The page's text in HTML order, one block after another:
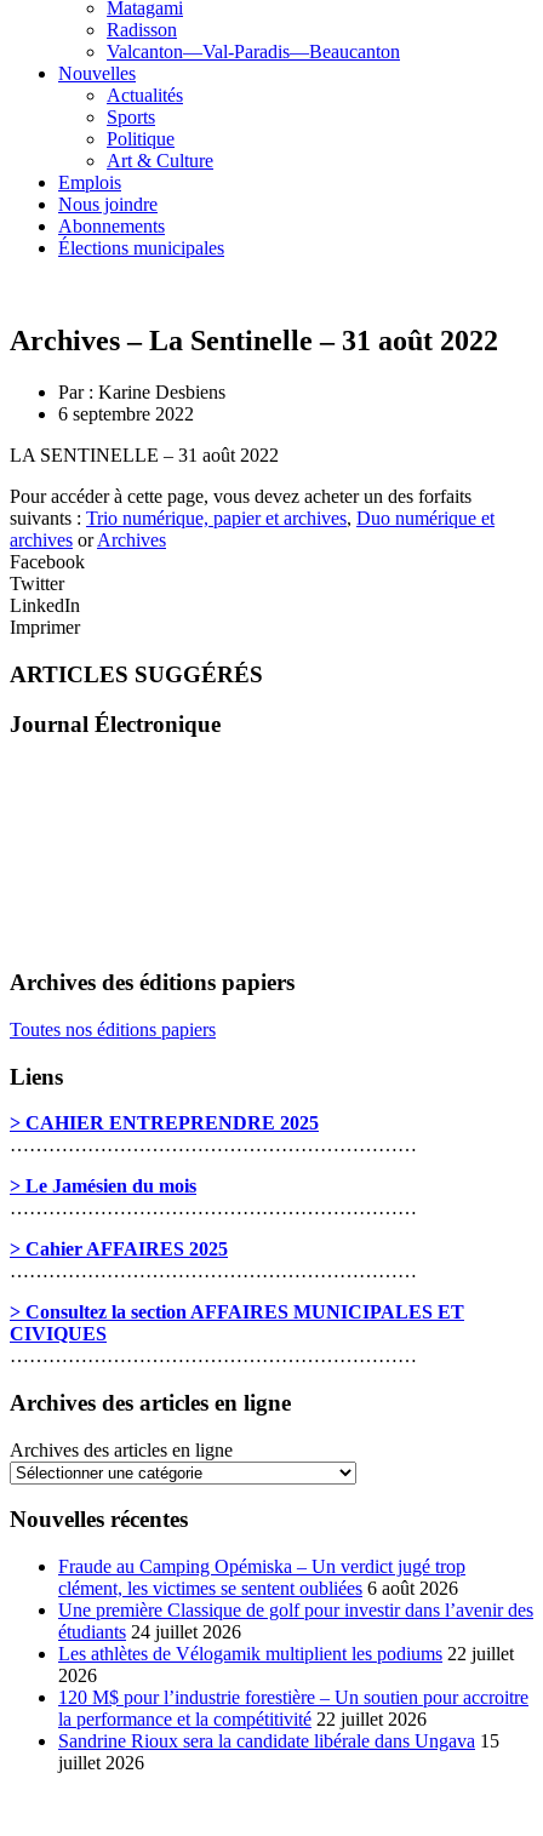
Matagami
Radisson
Valcanton—Val-Paradis—Beaucanton
Nouvelles
Actualités
Sports
Politique
Art & Culture
Emplois
Nous joindre
Abonnements
Élections municipales
Archives – La Sentinelle – 31 août 2022
Par : Karine Desbiens
6 septembre 2022
LA SENTINELLE – 31 août 2022
Pour accéder à cette page, vous devez acheter un des forfaits
suivants : Trio numérique, papier et archives, Duo numérique et
archives orArchives
Facebook
Twitter
LinkedIn
Imprimer
ARTICLES SUGGÉRÉS
Journal Électronique
Archives des éditions papiers
Toutes nos éditions papiers
Liens
> CAHIER ENTREPRENDRE 2025
………………………………………………………
> Le Jamésien du mois
………………………………………………………
> Cahier AFFAIRES 2025
………………………………………………………
> Consultez la section AFFAIRES MUNICIPALES ET
CIVIQUES
………………………………………………………
Archives des articles en ligne
Archives des articles en ligne
Nouvelles récentes
Fraude au Camping Opémiska – Un verdict jugé trop
clément, les victimes se sentent oubliées 6 août 2026
Une première Classique de golf pour investir dans l’avenir des
étudiants 24 juillet 2026
Les athlètes de Vélogamik multiplient les podiums 22 juillet
2026
120 M$ pour l’industrie forestière – Un soutien pour accroitre
la performance et la compétitivité 22 juillet 2026
Sandrine Rioux sera la candidate libérale dans Ungava 15
juillet 2026